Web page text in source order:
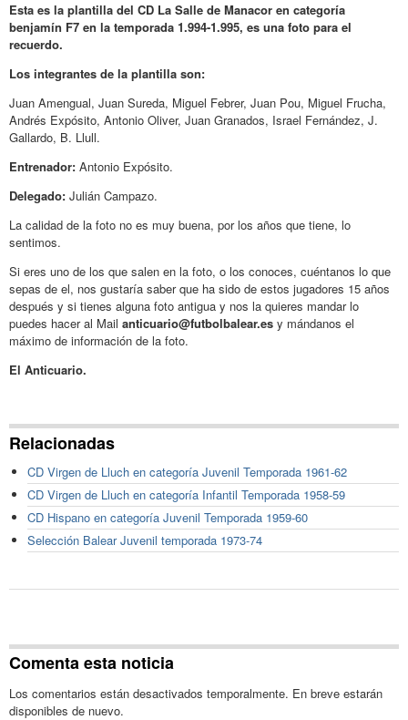
Esta es la plantilla del CD La Salle de Manacor en categoría
benjamín F7 en la temporada 1.994-1.995, es una foto para el
recuerdo.
Los integrantes de la plantilla son:
Juan Amengual, Juan Sureda, Miguel Febrer, Juan Pou, Miguel Frucha,
Andrés Expósito, Antonio Oliver, Juan Granados, Israel Fernández, J.
Gallardo, B. Llull.
Entrenador: Antonio Expósito.
Delegado: Julián Campazo.
La calidad de la foto no es muy buena, por los años que tiene, lo
sentimos.
Si eres uno de los que salen en la foto, o los conoces, cuéntanos lo que
sepas de el, nos gustaría saber que ha sido de estos jugadores 15 años
después y si tienes alguna foto antigua y nos la quieres mandar lo
puedes hacer al Mail anticuario@futbolbalear.es y mándanos el
máximo de información de la foto.
El Anticuario.
Relacionadas
CD Virgen de Lluch en categoría Juvenil Temporada 1961-62
CD Virgen de Lluch en categoría Infantil Temporada 1958-59
CD Hispano en categoría Juvenil Temporada 1959-60
Selección Balear Juvenil temporada 1973-74
Comenta esta noticia
Los comentarios están desactivados temporalmente. En breve estarán
disponibles de nuevo.